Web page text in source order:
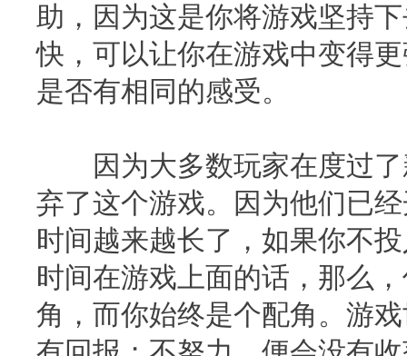
助，因为这是你将游戏坚持
快，可以让你在游戏中变得
是否有相同的感受。
因为大多数玩家在度过了
弃了这个游戏。因为他们已
时间越来越长了，如果你不
时间在游戏上面的话，那么
角，而你始终是个配角。游